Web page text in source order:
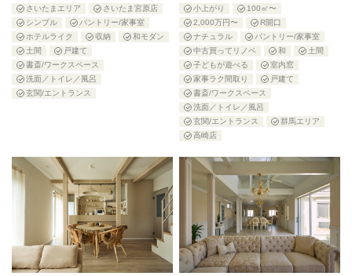
さいたまエリア
さいたま宮原店
シンプル
パントリー/家事室
ホテルライク
収納
和モダン
土間
戸建て
書斎/ワークスペース
洗面／トイレ／風呂
玄関/エントランス
小上がり
100㎡〜
2,000万円〜
R開口
ナチュラル
パントリー/家事室
中古買ってリノベ
和
土間
子どもが遊べる
室内窓
家事ラク間取り
戸建て
書斎/ワークスペース
洗面／トイレ／風呂
玄関/エントランス
群馬エリア
高崎店